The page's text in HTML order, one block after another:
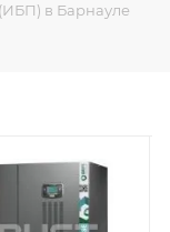
в Барнауле